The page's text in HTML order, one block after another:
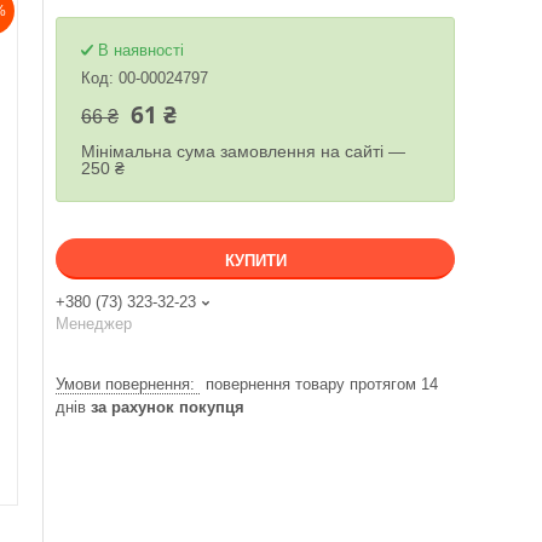
В наявності
Код: 00-00024797
66 ₴ 61 ₴
Мінімальна сума замовлення на сайті —
250 ₴
КУПИТИ
+380 (73) 323-32-23
Менеджер
повернення товару протягом 14
днів за рахунок покупця